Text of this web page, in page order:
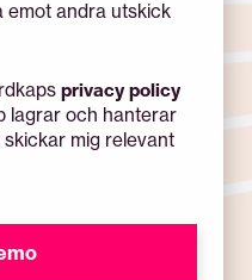
emot andra utskick
privacy policy
lagrar och hanterar
mig relevant